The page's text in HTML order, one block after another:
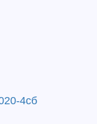
4сб